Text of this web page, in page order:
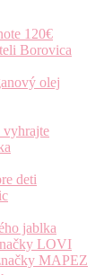
120€
Borovica
olej
vyhrajte
deti
jablka
LOVI
MAPEZ